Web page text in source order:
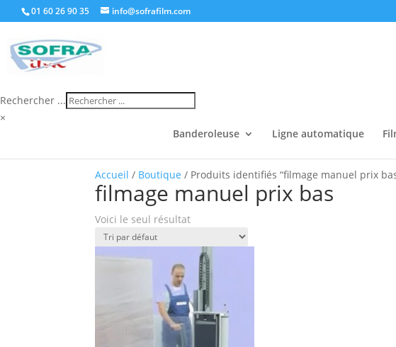
01 60 26 90 35 info@sofrafilm.com
Rechercher ...
×
Banderoleuse
Ligne automatique
Accueil / Boutique / Produits identifiés “filmage manuel prix
filmage manuel prix bas
Voici le seul résultat